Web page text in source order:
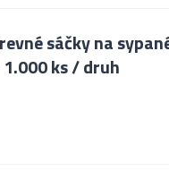
sáčky na
ks / druh